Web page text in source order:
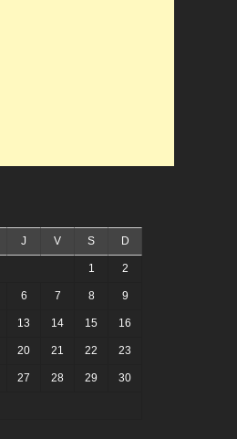
J V S D
1 2
6 7 8 9
13 14 15 16
20 21 22 23
27 28 29 30